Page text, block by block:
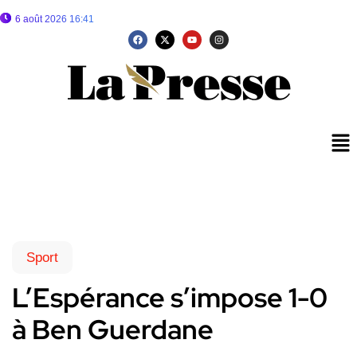
6 août 2026 16:41
Sport
L’Espérance s’impose 1-0
à Ben Guerdane